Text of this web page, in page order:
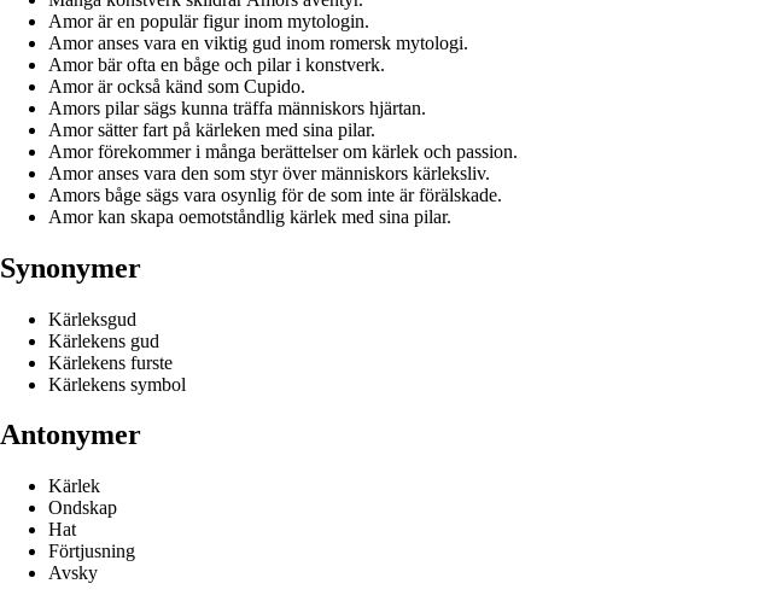
Amor är en populär figur inom mytologin.
Amor anses vara en viktig gud inom romersk mytologi.
Amor bär ofta en båge och pilar i konstverk.
Amor är också känd som Cupido.
Amors pilar sägs kunna träffa människors hjärtan.
Amor sätter fart på kärleken med sina pilar.
Amor förekommer i många berättelser om kärlek och passion.
Amor anses vara den som styr över människors kärleksliv.
Amors båge sägs vara osynlig för de som inte är förälskade.
Amor kan skapa oemotståndlig kärlek med sina pilar.
Synonymer
Kärleksgud
Kärlekens gud
Kärlekens furste
Kärlekens symbol
Antonymer
Kärlek
Ondskap
Hat
Förtjusning
Avsky